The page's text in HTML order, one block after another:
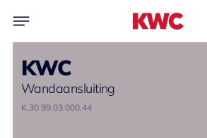
KWC
Wandaansluiting
K.30.99.03.000.44